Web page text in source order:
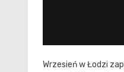
Wrzesień w Łodzi